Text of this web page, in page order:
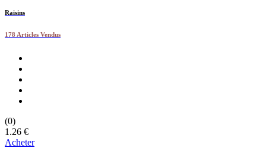
Raisins
178 Articles Vendus
(0)
1.26 €
Acheter